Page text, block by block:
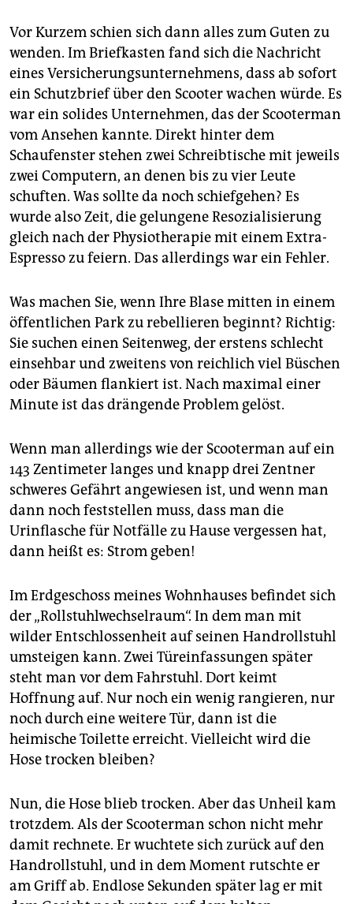
Vor Kurzem schien sich dann alles zum Guten zu
wenden. Im Briefkasten fand sich die Nachricht
eines Versicherungsunternehmens, dass ab sofort
ein Schutzbrief über den Scooter wachen würde. Es
war ein solides Unternehmen, das der Scooterman
vom Ansehen kannte. Direkt hinter dem
Schaufenster stehen zwei Schreibtische mit jeweils
zwei Computern, an denen bis zu vier Leute
schuften. Was sollte da noch schiefgehen? Es
wurde also Zeit, die gelungene Resozialisierung
gleich nach der Physiotherapie mit einem Extra-
Espresso zu feiern. Das allerdings war ein Fehler.
Was machen Sie, wenn Ihre Blase mitten in einem
öffentlichen Park zu rebellieren beginnt? Richtig:
Sie suchen einen Seitenweg, der erstens schlecht
einsehbar und zweitens von reichlich viel Büschen
oder Bäumen flankiert ist. Nach maximal einer
Minute ist das drängende Problem gelöst.
Wenn man allerdings wie der Scooterman auf ein
143 Zentimeter langes und knapp drei Zentner
schweres Gefährt angewiesen ist, und wenn man
dann noch feststellen muss, dass man die
Urinflasche für Notfälle zu Hause vergessen hat,
dann heißt es: Strom geben!
Im Erdgeschoss meines Wohnhauses befindet sich
der „Rollstuhlwechselraum“. In dem man mit
wilder Entschlossenheit auf seinen Handrollstuhl
umsteigen kann. Zwei Türeinfassungen später
steht man vor dem Fahrstuhl. Dort keimt
Hoffnung auf. Nur noch ein wenig rangieren, nur
noch durch eine weitere Tür, dann ist die
heimische Toilette erreicht. Vielleicht wird die
Hose trocken bleiben?
Nun, die Hose blieb trocken. Aber das Unheil kam
trotzdem. Als der Scooterman schon nicht mehr
damit rechnete. Er wuchtete sich zurück auf den
Handrollstuhl, und in dem Moment rutschte er
am Griff ab. Endlose Sekunden später lag er mit